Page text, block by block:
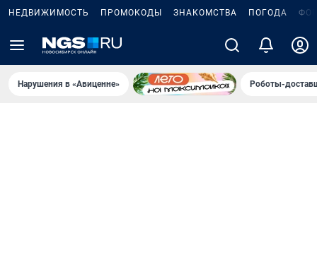
НЕДВИЖИМОСТЬ ПРОМОКОДЫ ЗНАКОМСТВА ПОГОДА
Нарушения в «Авиценне» Роботы-